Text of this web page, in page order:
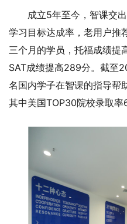
成立5年至今，智课交
学习目标达成率，老用户推
三个月的学员，托福成绩提
SAT成绩提高289分。截至
名国内学子在智课的指导帮
其中美国TOP30院校录取率